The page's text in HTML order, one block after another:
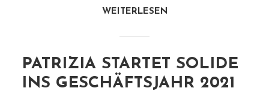
WEITERLESEN
PATRIZIA STARTET SOLIDE
INS GESCHÄFTSJAHR 2021